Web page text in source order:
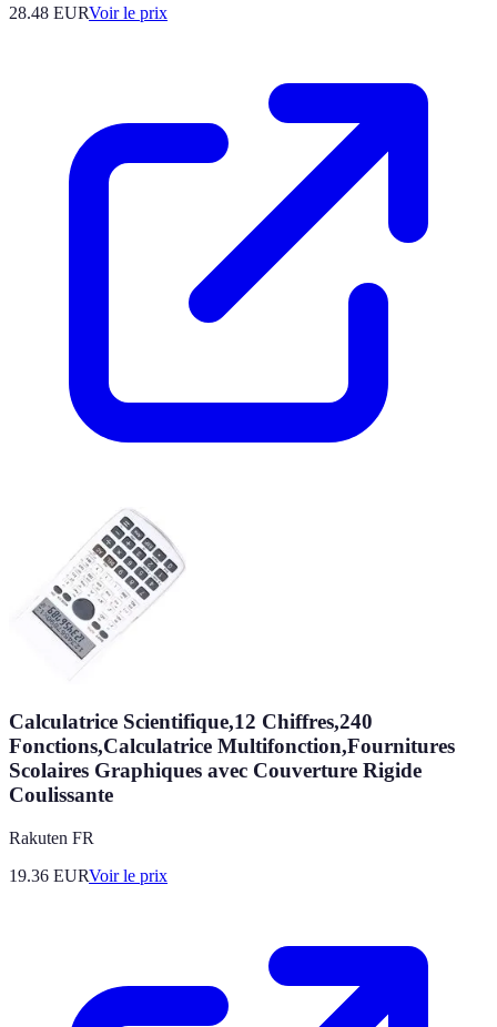
28.48 EURVoir le prix
Calculatrice Scientifique,12 Chiffres,240
Fonctions,Calculatrice Multifonction,Fournitures
Scolaires Graphiques avec Couverture Rigide
Coulissante
Rakuten FR
19.36 EURVoir le prix